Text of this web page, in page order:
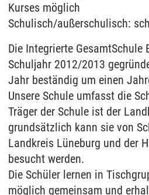
Kurses möglich
Schulisch/außerschulisch:
Die Integrierte GesamtSchule
Schuljahr 2012/2013
Jahr beständig um einen
Unsere Schule umfasst die
Träger der Schule ist der
grundsätzlich kann sie von
Landkreis Lüneburg und der
besucht werden.
Die Schüler lernen in
möglich gemeinsam und